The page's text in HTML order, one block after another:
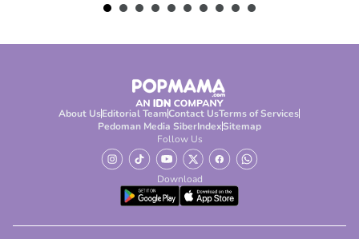
About UsEditorial TeamContact UsTerms of Services
Pedoman Media SiberIndexSitemap
Follow Us
Download